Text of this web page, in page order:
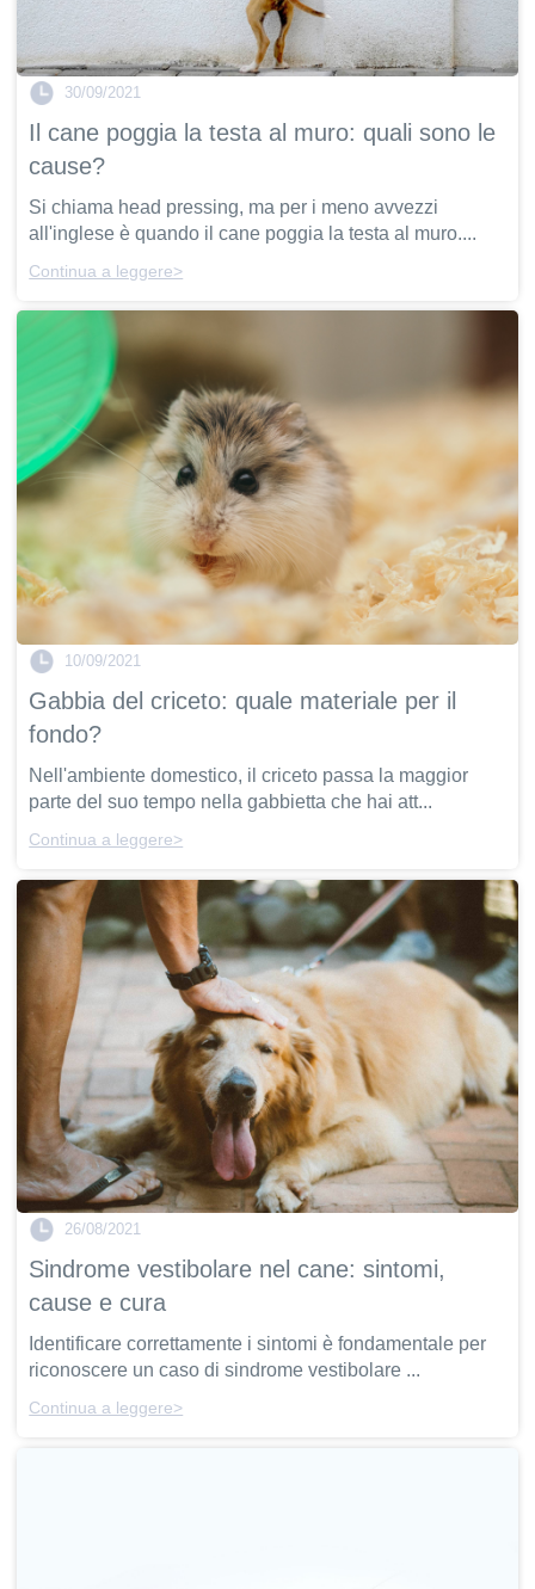
30/09/2021
Il cane poggia la testa al muro: quali sono le
cause?
Si chiama head pressing, ma per i meno avvezzi
all'inglese è quando il cane poggia la testa al muro....
Continua a leggere>
10/09/2021
Gabbia del criceto: quale materiale per il
fondo?
Nell'ambiente domestico, il criceto passa la maggior
parte del suo tempo nella gabbietta che hai att...
Continua a leggere>
26/08/2021
Sindrome vestibolare nel cane: sintomi,
cause e cura
Identificare correttamente i sintomi è fondamentale per
riconoscere un caso di sindrome vestibolare ...
Continua a leggere>